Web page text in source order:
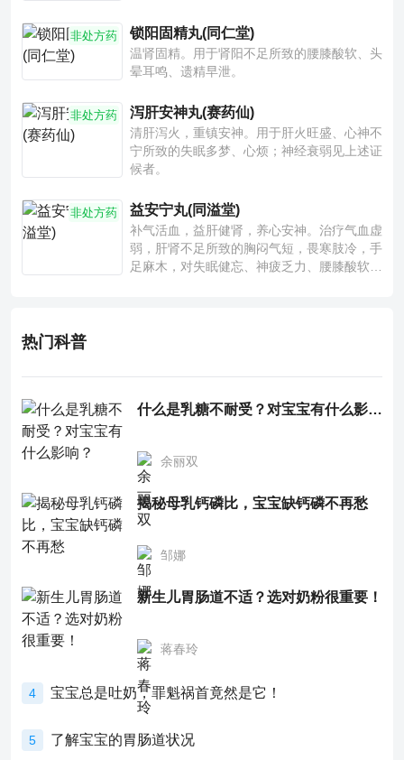
非处方药 锁阳固精丸(同仁堂)
温肾固精。用于肾阳不足所致的腰膝酸软、头
晕耳鸣、遗精早泄。
非处方药 泻肝安神丸(赛药仙)
清肝泻火，重镇安神。用于肝火旺盛、心神不
宁所致的失眠多梦、心烦；神经衰弱见上述证
候者。
非处方药 益安宁丸(同溢堂)
补气活血，益肝健肾，养心安神。治疗气血虚
弱，肝肾不足所致的胸闷气短，畏寒肢冷，手
足麻木，对失眠健忘、神疲乏力、腰膝酸软也
热门科普
什么是乳糖不耐受？对宝宝有什么影响？
余丽双
揭秘母乳钙磷比，宝宝缺钙磷不再愁
邹娜
新生儿胃肠道不适？选对奶粉很重要！
蒋春玲
4 宝宝总是吐奶，罪魁祸首竟然是它！
5 了解宝宝的胃肠道状况